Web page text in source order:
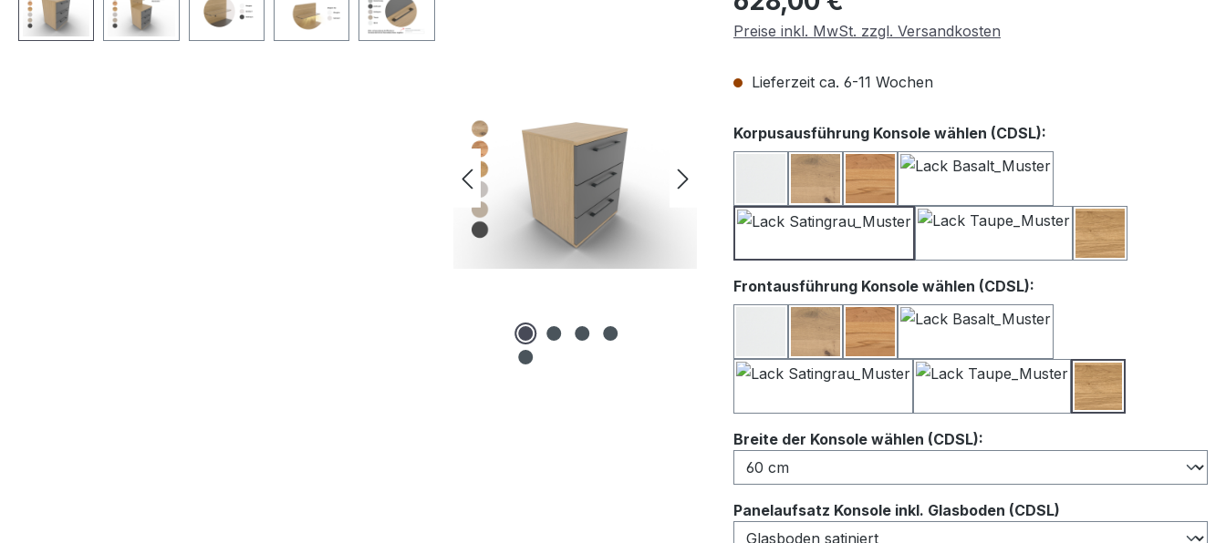
Preise inkl. MwSt. zzgl. Versandkosten
Lieferzeit ca. 6-11 Wochen
Korpusausführung Konsole wählen (CDSL):
BalkeneicheKernbuche
Wildeiche
Frontausführung Konsole wählen (CDSL):
BalkeneicheKernbuche
Wildeiche
Breite der Konsole wählen (CDSL):
Panelaufsatz Konsole inkl. Glasboden (CDSL)